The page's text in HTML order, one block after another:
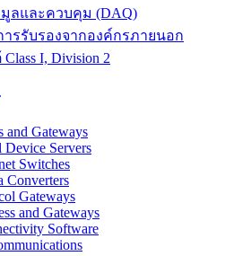
ลและควบคุม (DAQ)
รรับรองจากองค์กรภายนอก
I, Division 2
and Gateways
Device Servers
Switches
Converters
Gateways
and Gateways
Software